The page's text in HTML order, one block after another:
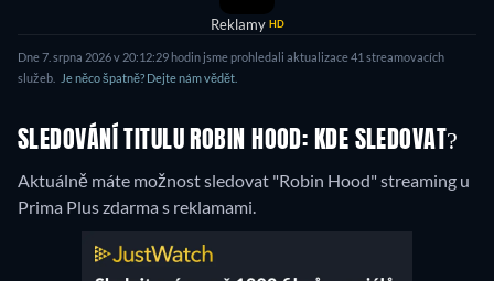
Reklamy HD
Dne 7. srpna 2026 v 20:12:29 hodin jsme prohledali aktualizace 41 streamovacích
služeb.
Je něco špatně? Dejte nám vědět.
SLEDOVÁNÍ TITULU ROBIN HOOD: KDE SLEDOVAT?
Aktuálně máte možnost sledovat "Robin Hood" streaming u
Prima Plus zdarma s reklamami.